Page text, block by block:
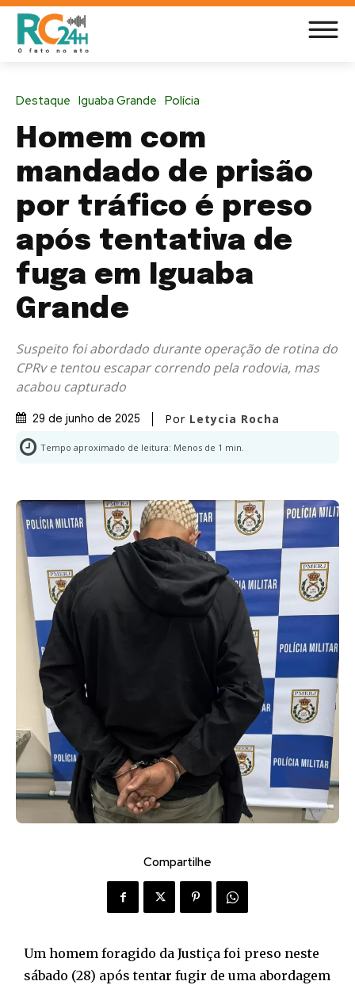
Destaque Iguaba Grande Polícia
Homem com
mandado de prisão
por tráfico é preso
após tentativa de
fuga em Iguaba
Grande
Suspeito foi abordado durante operação de rotina do
CPRv e tentou escapar correndo pela rodovia, mas
acabou capturado
29 de junho de 2025 Por Letycia Rocha
Tempo aproximado de leitura: Menos de 1 min.
Compartilhe
Um homem foragido da Justiça foi preso neste
sábado (28) após tentar fugir de uma abordagem